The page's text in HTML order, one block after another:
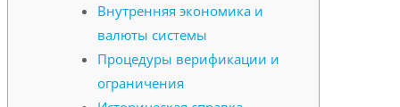
Внутренняя экономика и
валюты системы
Процедуры верификации и
ограничения